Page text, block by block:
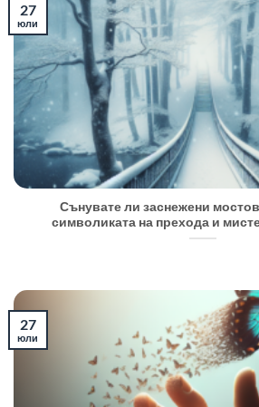
Сънувате ли заснежени
символиката на прехода и
27
юли
27
юли